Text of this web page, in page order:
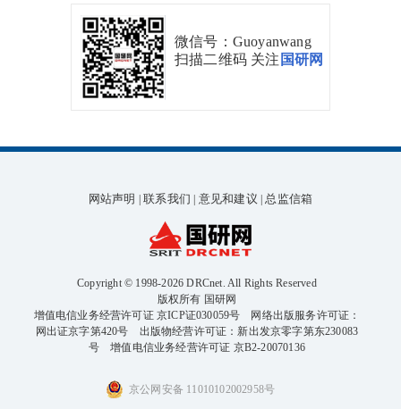
微信号：Guoyanwang
扫描二维码 关注 国研网
网站声明 |联系我们 | 意见和建议 | 总监信箱
Copyright © 1998-2026 DRCnet. All Rights Reserved
版权所有 国研网
增值电信业务经营许可证 京ICP证030059号
网络出版服务许可证：
网出证京字第420号
出版物经营许可证：新出发京零字第东230083
号
增值电信业务经营许可证 京B2-20070136
京公网安备 11010102002958号